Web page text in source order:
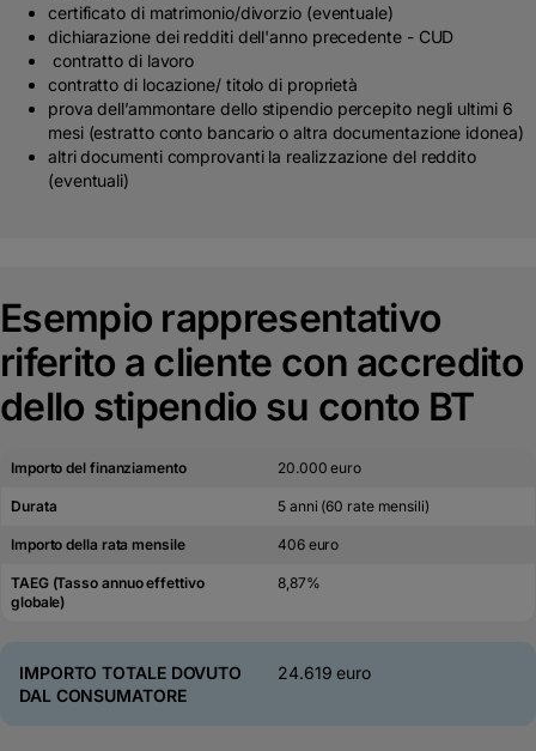
certificato di matrimonio/divorzio (eventuale)
dichiarazione dei redditi dell'anno precedente - CUD
contratto di lavoro
contratto di locazione/ titolo di proprietà
prova dell’ammontare dello stipendio percepito negli ultimi 6
mesi (estratto conto bancario o altra documentazione idonea)
altri documenti comprovanti la realizzazione del reddito
(eventuali)
Esempio rappresentativo
riferito a cliente con accredito
dello stipendio su conto BT
Importo del finanziamento 20.000 euro
Durata 5 anni (60 rate mensili)
Importo della rata mensile 406 euro
TAEG (Tasso annuo effettivo
globale)
8,87%
IMPORTO TOTALE DOVUTO
DAL CONSUMATORE
24.619 euro